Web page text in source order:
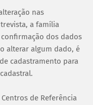
nas
a família
dos dados
alterar algum dado, é
cadastramento para
de Referência